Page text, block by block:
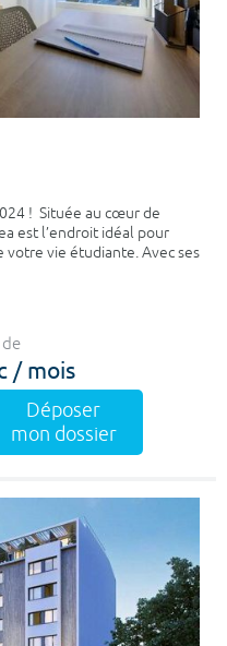
! Située au cœur de
est l’endroit idéal pour
vie étudiante. Avec ses
/ mois
Déposer
mon dossier